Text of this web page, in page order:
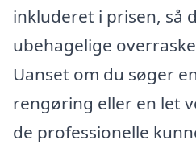
inkluderet i prisen, så
ubehagelige
Uanset om du søger
rengøring eller en let
de professionelle